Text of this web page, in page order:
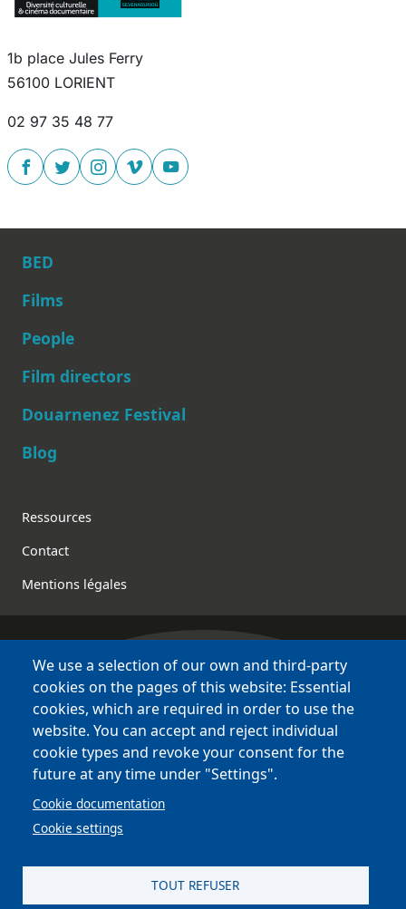
1b place Jules Ferry
56100 LORIENT
02 97 35 48 77
Main navigation
BED
Films
People
Film directors
Douarnenez Festival
Blog
Footer
Ressources
Contact
Mentions légales
Bretagne Culture Diversité
various websites !
Sites
BCD
Bazhvalan
Bécédia
BED
PCI
We use a selection of our own and third-party
cookies on the pages of this website: Essential
cookies, which are required in order to use the
website. You can accept and reject individual
cookie types and revoke your consent for the
future at any time under "Settings".
Cookie documentation
Cookie settings
TOUT REFUSER